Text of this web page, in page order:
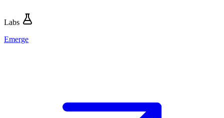
Labs
Emerge